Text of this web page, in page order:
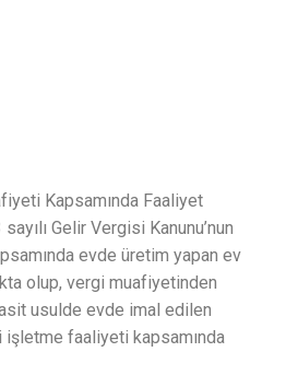
Kapsamında Faaliyet
Gelir Vergisi Kanunu’nun
evde üretim yapan ev
olup, vergi muafiyetinden
usulde evde imal edilen
işletme faaliyeti kapsamında